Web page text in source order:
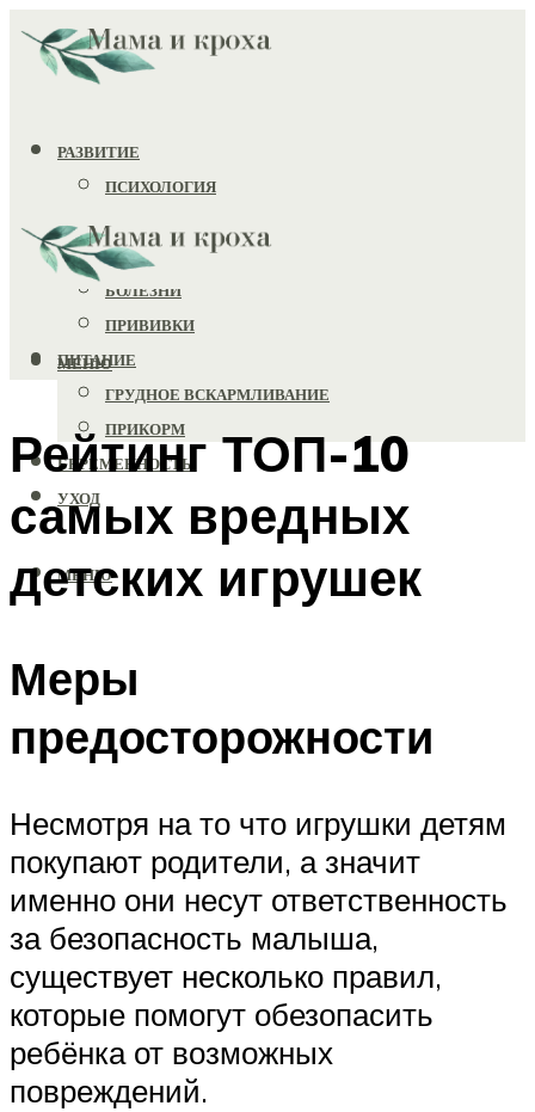
РАЗВИТИЕ
ПСИХОЛОГИЯ
ИГРУШКИ
ЗДОРОВЬЕ
БОЛЕЗНИ
ПРИВИВКИ
ПИТАНИЕ
ГРУДНОЕ ВСКАРМЛИВАНИЕ
ПРИКОРМ
БЕРЕМЕННОСТЬ
УХОД
МЕНЮ
МЕНЮ
Рейтинг ТОП-10
самых вредных
детских игрушек
Меры
предосторожности
Несмотря на то что игрушки детям
покупают родители, а значит
именно они несут ответственность
за безопасность малыша,
существует несколько правил,
которые помогут обезопасить
ребёнка от возможных
повреждений.